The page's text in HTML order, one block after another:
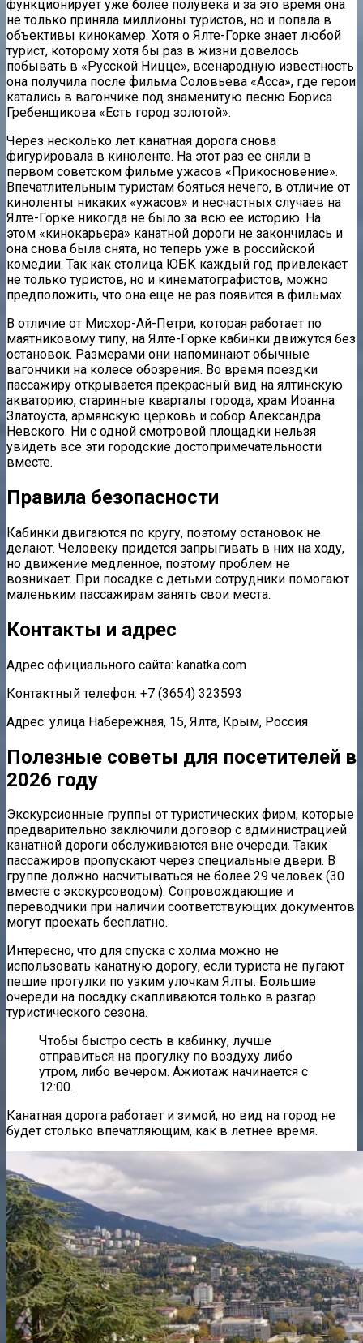
функционирует уже более полувека и за это время она
не только приняла миллионы туристов, но и попала в
объективы кинокамер. Хотя о Ялте-Горке знает любой
турист, которому хотя бы раз в жизни довелось
побывать в «Русской Ницце», всенародную известность
она получила после фильма Соловьева «Асса», где герои
катались в вагончике под знаменитую песню Бориса
Гребенщикова «Есть город золотой».
Через несколько лет канатная дорога снова
фигурировала в киноленте. На этот раз ее сняли в
первом советском фильме ужасов «Прикосновение».
Впечатлительным туристам бояться нечего, в отличие от
киноленты никаких «ужасов» и несчастных случаев на
Ялте-Горке никогда не было за всю ее историю. На
этом «кинокарьера» канатной дороги не закончилась и
она снова была снята, но теперь уже в российской
комедии. Так как столица ЮБК каждый год привлекает
не только туристов, но и кинематографистов, можно
предположить, что она еще не раз появится в фильмах.
В отличие от Мисхор-Ай-Петри, которая работает по
маятниковому типу, на Ялте-Горке кабинки движутся без
остановок. Размерами они напоминают обычные
вагончики на колесе обозрения. Во время поездки
пассажиру открывается прекрасный вид на ялтинскую
акваторию, старинные кварталы города, храм Иоанна
Златоуста, армянскую церковь и собор Александра
Невского. Ни с одной смотровой площадки нельзя
увидеть все эти городские достопримечательности
вместе.
Правила безопасности
Кабинки двигаются по кругу, поэтому остановок не
делают. Человеку придется запрыгивать в них на ходу,
но движение медленное, поэтому проблем не
возникает. При посадке с детьми сотрудники помогают
маленьким пассажирам занять свои места.
Контакты и адрес
Адрес официального сайта: kanatka.com
Контактный телефон: +7 (3654) 323593
Адрес: улица Набережная, 15, Ялта, Крым, Россия
Полезные советы для посетителей в
2026 году
Экскурсионные группы от туристических фирм, которые
предварительно заключили договор с администрацией
канатной дороги обслуживаются вне очереди. Таких
пассажиров пропускают через специальные двери. В
группе должно насчитываться не более 29 человек (30
вместе с экскурсоводом). Сопровождающие и
переводчики при наличии соответствующих документов
могут проехать бесплатно.
Интересно, что для спуска с холма можно не
использовать канатную дорогу, если туриста не пугают
пешие прогулки по узким улочкам Ялты. Большие
очереди на посадку скапливаются только в разгар
туристического сезона.
Чтобы быстро сесть в кабинку, лучше
отправиться на прогулку по воздуху либо
утром, либо вечером. Ажиотаж начинается с
12:00.
Канатная дорога работает и зимой, но вид на город не
будет столько впечатляющим, как в летнее время.